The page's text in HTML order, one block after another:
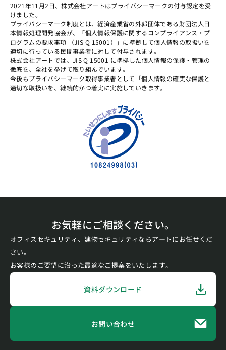
2021年11月2日、株式会社アートはプライバシーマークの付与認定を受
けました。
プライバシーマーク制度とは、経済産業省の外郭団体である財団法人日
本情報処理開発協会が、「個人情報保護に関するコンプライアンス・プ
ログラムの要求事項 （JIS Q 15001）」に準拠して個人情報の取扱いを
適切に行っている民間事業者に対して付与されます。
株式会社アートでは、JIS Q 15001 に準拠した個人情報の保護・管理の
徹底を、全社を挙げて取り組んでいます。
今後もプライバシーマーク取得事業者として「個人情報の確実な保護と
適切な取扱いを、継続的かつ着実に実施していきます。
お気軽にご相談ください。
オフィスセキュリティ、建物セキュリティならアートにお任せくだ
さい。
お客様のご要望に沿った最適なご提案をいたします。
資料ダウンロード
お問い合わせ